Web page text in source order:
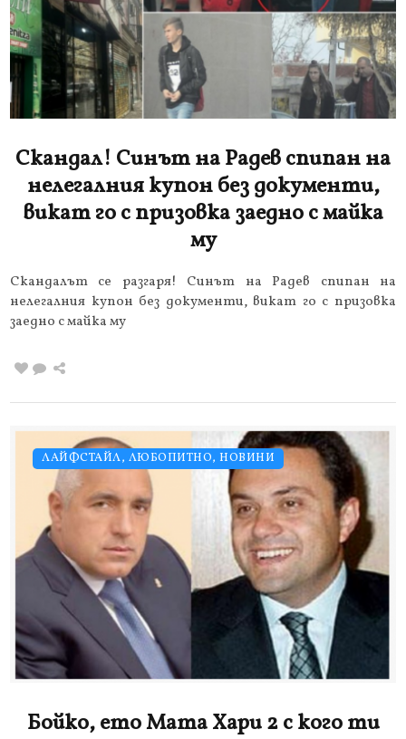
Скандал! Синът на Радев спипан на
нелегалния купон без документи,
викат го с призовка заедно с майка
му
Скандалът се разгаря! Синът на Радев спипан на
нелегалния купон без документи, викат го с призовка
заедно с майка му
ЛАЙФСТАЙЛ, ЛЮБОПИТНО, НОВИНИ
Бойко, ето Мата Хари 2 с кого ти